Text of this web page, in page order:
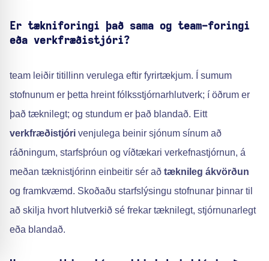
Er tækniforingi það sama og team-foringi
eða verkfræðistjóri?
team leiðir titillinn verulega eftir fyrirtækjum. Í sumum
stofnunum er þetta hreint fólksstjórnarhlutverk; í öðrum er
það tæknilegt; og stundum er það blandað. Eitt
verkfræðistjóri venjulega beinir sjónum sínum að
ráðningum, starfsþróun og víðtækari verkefnastjórnun, á
meðan tæknistjórinn einbeitir sér að tæknileg ákvörðun
og framkvæmd. Skoðaðu starfslýsingu stofnunar þinnar til
að skilja hvort hlutverkið sé frekar tæknilegt, stjórnunarlegt
eða blandað.